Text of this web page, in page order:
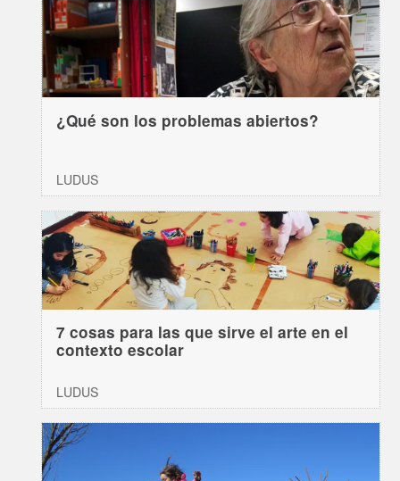
¿Qué son los problemas abiertos?
LUDUS
7 cosas para las que sirve el arte en el
contexto escolar
LUDUS